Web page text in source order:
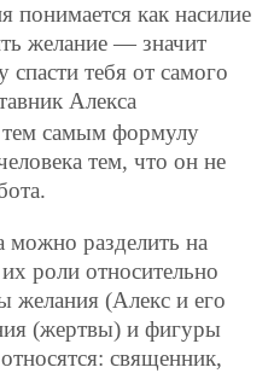
понимается как насилие
желание — значит
тебя от самого
Алекса
самым формулу
тем, что он не
можно разделить на
роли относительно
желания (Алекс и его
(жертвы) и фигуры
священник,